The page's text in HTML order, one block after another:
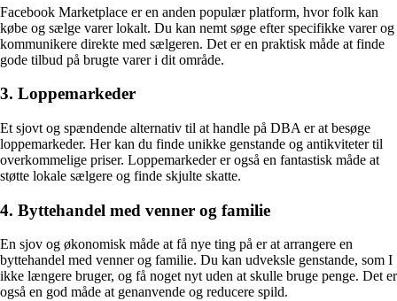
Facebook Marketplace er en anden populær platform, hvor folk kan
købe og sælge varer lokalt. Du kan nemt søge efter specifikke varer og
kommunikere direkte med sælgeren. Det er en praktisk måde at finde
gode tilbud på brugte varer i dit område.
3. Loppemarkeder
Et sjovt og spændende alternativ til at handle på DBA er at besøge
loppemarkeder. Her kan du finde unikke genstande og antikviteter til
overkommelige priser. Loppemarkeder er også en fantastisk måde at
støtte lokale sælgere og finde skjulte skatte.
4. Byttehandel med venner og familie
En sjov og økonomisk måde at få nye ting på er at arrangere en
byttehandel med venner og familie. Du kan udveksle genstande, som I
ikke længere bruger, og få noget nyt uden at skulle bruge penge. Det er
også en god måde at genanvende og reducere spild.